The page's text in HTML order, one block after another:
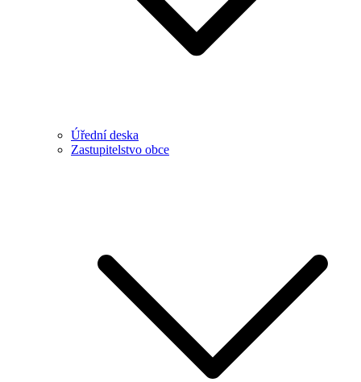
Úřední deska
Zastupitelstvo obce